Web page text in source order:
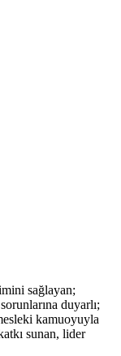
sağlayan;
duyarlı;
kamuoyuyla
sunan, lider